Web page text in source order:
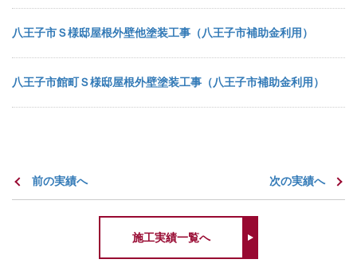
八王子市Ｓ様邸屋根外壁他塗装工事（八王子市補助金利用）
八王子市館町Ｓ様邸屋根外壁塗装工事（八王子市補助金利用）
前の実績へ 次の実績へ
施工実績一覧へ